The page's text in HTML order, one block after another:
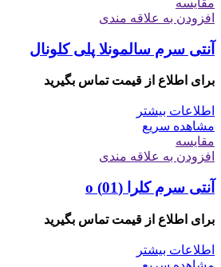
مقایسه
افزودن به علاقه مندی
آنتی سرم سالمونلا پلی کلونال
برای اطلاع از قیمت تماس بگیرید
اطلاعات بیشتر
مشاهده سریع
مقایسه
افزودن به علاقه مندی
آنتی سرم کلرا (01) o
برای اطلاع از قیمت تماس بگیرید
اطلاعات بیشتر